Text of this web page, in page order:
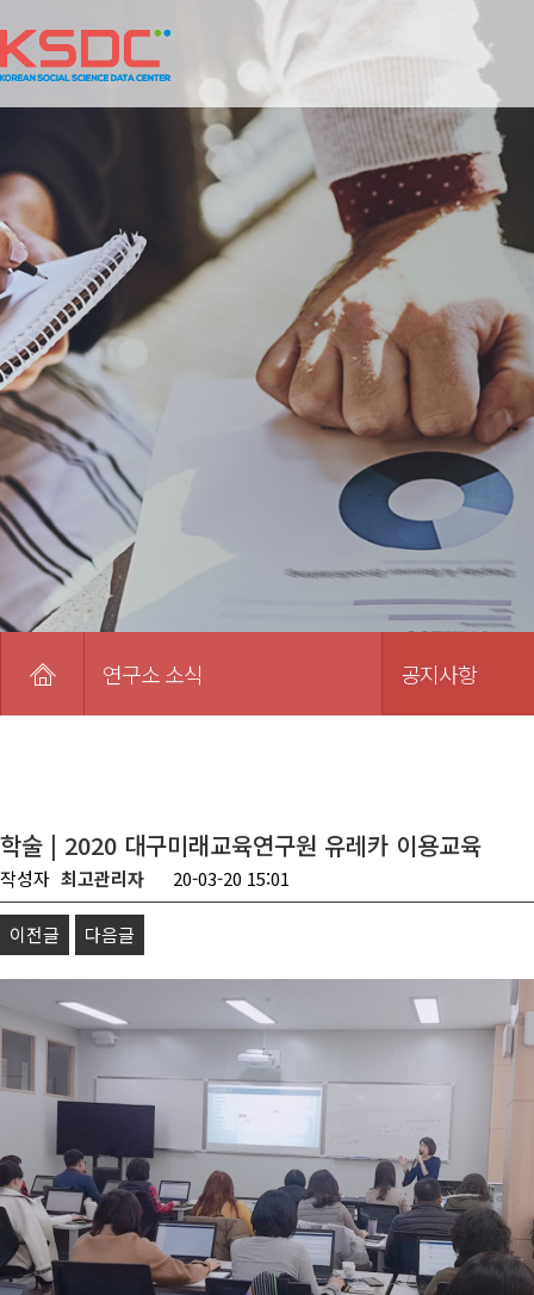
연구소 소식 공지사항
학술 | 2020 대구미래교육연구원 유레카 이용교육
작성자 최고관리자 20-03-20 15:01
이전글 다음글